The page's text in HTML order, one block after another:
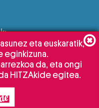
eta euskaratik,
eginkizuna.
da, eta ongi
HITZAkide egitea.